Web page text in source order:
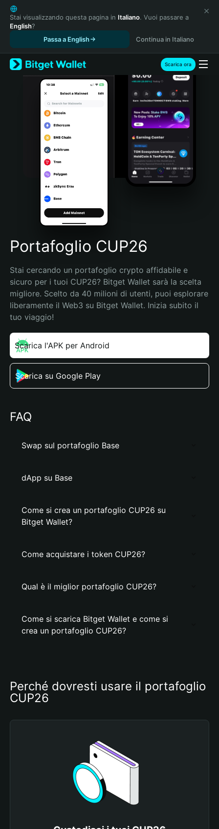
English
日本語
Tiếng Việt
Español (Latinoamérica)
Türkçe
Italiano
Português (Portugal)
Bahasa Indonesia
Português (Brasil)
Español (Argentina)
Stai visualizzando questa pagina in Italiano. Vuoi passare a
English?
Passa a English
Continua in Italiano
Scarica ora
Portafoglio CUP26
Stai cercando un portafoglio crypto affidabile e
sicuro per i tuoi CUP26? Bitget Wallet sarà la scelta
migliore. Scelto da 40 milioni di utenti, puoi esplorare
liberamente il Web3 su Bitget Wallet. Inizia subito il
tuo viaggio!
Scarica l'APK per Android
Scarica su Google Play
FAQ
Swap sul portafoglio Base
dApp su Base
Come si crea un portafoglio CUP26 su
Bitget Wallet?
Come acquistare i token CUP26?
Qual è il miglior portafoglio CUP26?
Come si scarica Bitget Wallet e come si
crea un portafoglio CUP26?
Perché dovresti usare il portafoglio
CUP26